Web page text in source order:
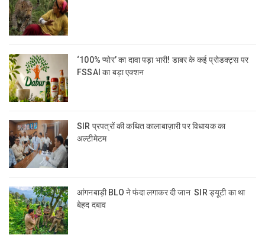
‘100% प्योर’ का दावा पड़ा भारी! डाबर के कई प्रोडक्ट्स पर
FSSAI का बड़ा एक्शन
SIR प्रपत्रों की कथित कालाबाज़ारी पर विधायक का
अल्टीमेटम
आंगनबाड़ी BLO ने फंदा लगाकर दी जान SIR ड्यूटी का था
बेहद दबाव